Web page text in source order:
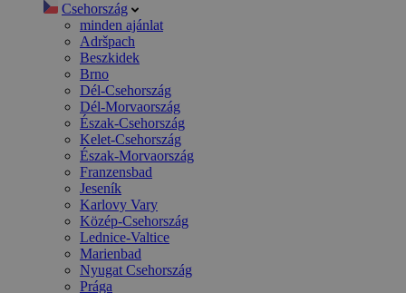
Csehország
minden ajánlat
Adršpach
Beszkidek
Brno
Dél-Csehország
Dél-Morvaország
Észak-Csehország
Kelet-Csehország
Észak-Morvaország
Franzensbad
Jeseník
Karlovy Vary
Közép-Csehország
Lednice-Valtice
Marienbad
Nyugat Csehország
Prága